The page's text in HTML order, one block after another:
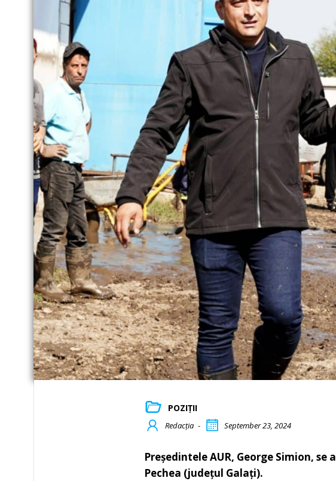
POZIȚII
Redacția - September 23, 2024
Președintele AUR, George Simion,
Pechea (județul Galați).